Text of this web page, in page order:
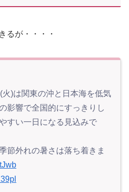
るが・・・・
)は関東の沖と日本海を低気
影響で全国的にすっきりし
すい一日になる見込みで
節外れの暑さは落ち着きま